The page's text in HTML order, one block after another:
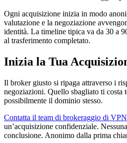
Ogni acquisizione inizia in modo
valutazione e la negoziazione
identità. La timeline tipica va da 30 a
al trasferimento completato.
Inizia la Tua
Il broker giusto si ripaga attraverso i
negoziazioni. Quello sbagliato ti costa
possibilmente il dominio stesso.
Contatta il team di brokeraggio di
un’acquisizione confidenziale.
conclusione. Anonimo dalla prima